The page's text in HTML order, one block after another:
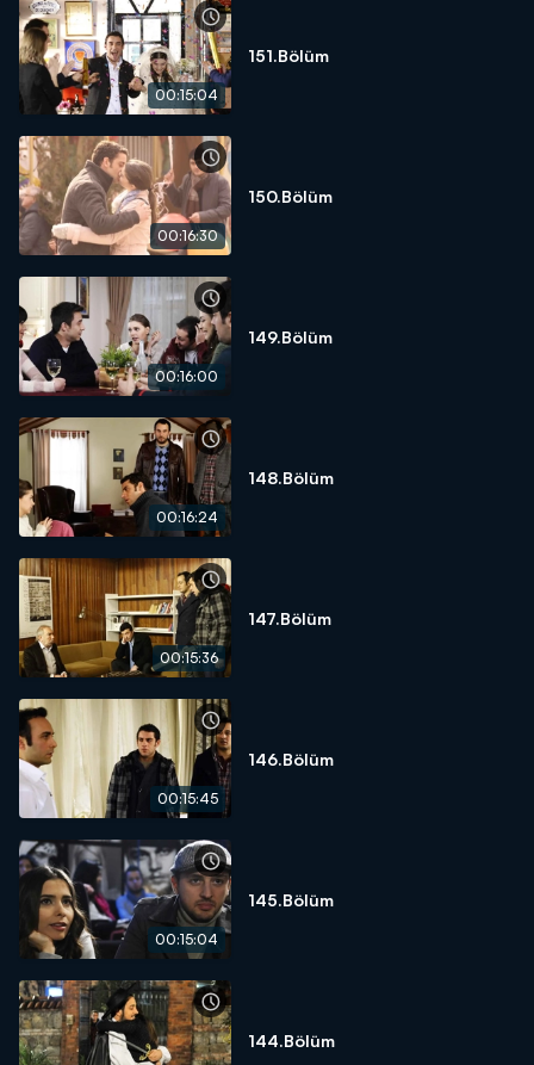
00:15:04
151.Bölüm
00:16:30
150.Bölüm
00:16:00
149.Bölüm
00:16:24
148.Bölüm
00:15:36
147.Bölüm
00:15:45
146.Bölüm
00:15:04
145.Bölüm
144.Bölüm